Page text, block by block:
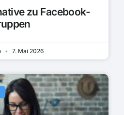
zu Facebook-
7. Mai 2026